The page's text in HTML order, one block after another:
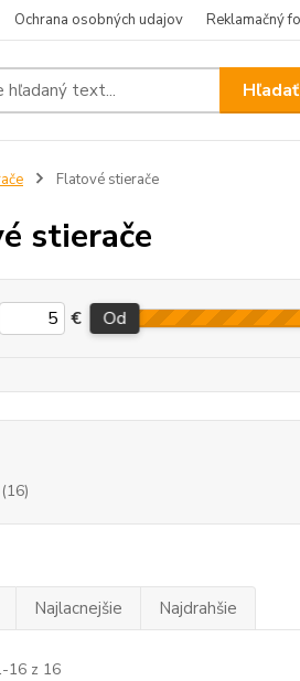
Ochrana osobných udajov Reklamačný
Hľadať
Flatové stierače
stierače
€ Od
(16)
Najlacnejšie Najdrahšie
16 z 16